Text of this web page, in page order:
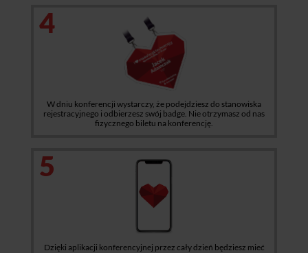
4
W dniu konferencji wystarczy, że podejdziesz do stanowiska
rejestracyjnego i odbierzesz swój badge. Nie otrzymasz od nas
fizycznego biletu na konferencję.
5
Dzięki aplikacji konferencyjnej przez cały dzień będziesz mieć